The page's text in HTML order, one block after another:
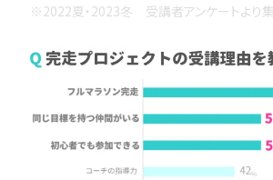
※2022夏・2023冬 受講者アンケートより集